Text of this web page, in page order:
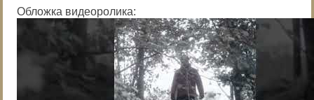
Обложка видеоролика: